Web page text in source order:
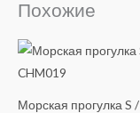
Похожие
Морская прогулка S /